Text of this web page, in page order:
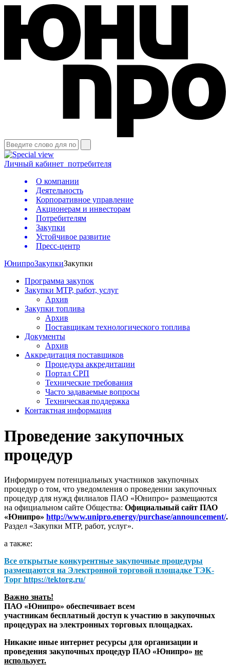
Личный кабинет потребителя
О компании
Деятельность
Корпоративное управление
Акционерам и инвесторам
Потребителям
Закупки
Устойчивое развитие
Пресс-центр
ЮнипроЗакупкиЗакупки
Программа закупок
Закупки МТР, работ, услуг
Архив
Закупки топлива
Архив
Поставщикам технологического топлива
Документы
Архив
Аккредитация поставщиков
Процедура аккредитации
Портал СРП
Технические требования
Часто задаваемые вопросы
Техническая поддержка
Контактная информация
Проведение закупочных
процедур
Информируем потенциальных участников закупочных
процедур о том, что уведомления о проведении закупочных
процедур для нужд филиалов ПАО «Юнипро» размещаются
на официальном сайте Общества: Официальный сайт ПАО
«Юнипро» http://www.unipro.energy/purchase/announcement/.
Раздел «Закупки МТР, работ, услуг».
а также:
Все открытые конкурентные закупочные процедуры
размещаются на Электронной торговой площадке ТЭК-
Торг https://tektorg.ru/
Важно знать!
ПАО «Юнипро» обеспечивает всем
участникам бесплатный доступ к участию в закупочных
процедурах на электронных торговых площадках.
Никакие иные интернет ресурсы для организации и
проведения закупочных процедур ПАО «Юнипро» не
использует.